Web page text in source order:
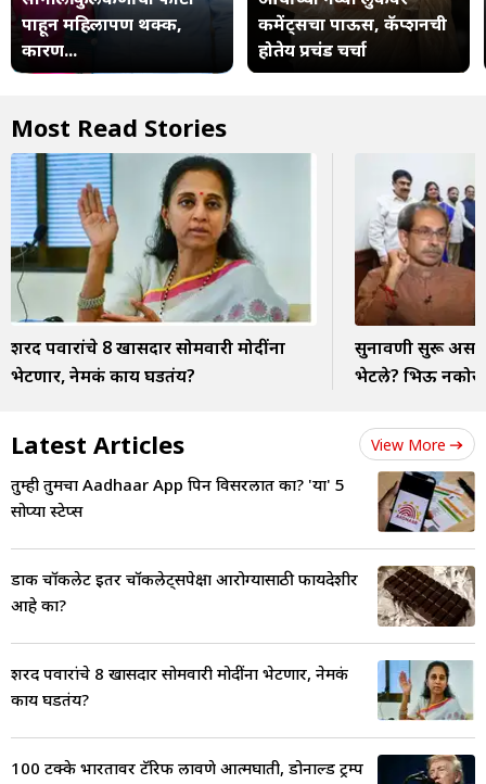
पाहून महिलापण थक्क,
कारण...
कमेंट्सचा पाऊस, कॅप्शनची
होतेय प्रचंड चर्चा
Most Read Stories
शरद पवारांचे 8 खासदार सोमवारी मोदींना
भेटणार, नेमकं काय घडतंय?
सुनावणी सुरू
भेटले? भिऊ नकोस
Latest Articles View More
तुम्ही तुमचा Aadhaar App पिन विसरलात का? 'या' 5
सोप्या स्टेप्स
डार्क चॉकलेट इतर चॉकलेट्सपेक्षा आरोग्यासाठी फायदेशीर
आहे का?
शरद पवारांचे 8 खासदार सोमवारी मोदींना भेटणार, नेमकं
काय घडतंय?
100 टक्के भारतावर टॅरिफ लावणे आत्मघाती, डोनाल्ड ट्रम्प